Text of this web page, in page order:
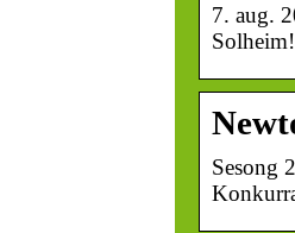
7. aug.
Sesong